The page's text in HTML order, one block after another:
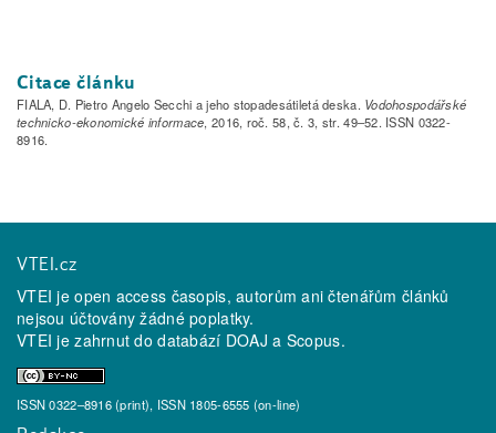
Citace článku
FIALA, D. Pietro Angelo Secchi a jeho stopadesátiletá deska. Vodohospodářské
technicko-ekonomické informace, 2016, roč. 58, č. 3, str. 49–52. ISSN 0322-
8916.
VTEI.cz
VTEI je open access časopis, autorům ani čtenářům článků
nejsou účtovány žádné poplatky.
VTEI je zahrnut do databází DOAJ a Scopus.
ISSN 0322–8916 (print), ISSN 1805-6555 (on-line)